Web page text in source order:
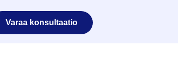
Varaa konsultaatio